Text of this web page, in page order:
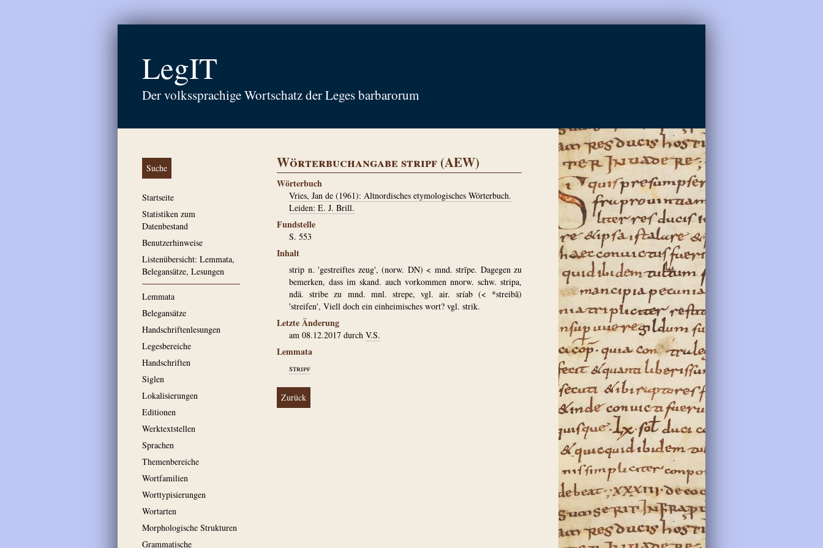
LegIT
Der volkssprachige Wortschatz der Leges barbarorum
Suche
Startseite
Statistiken zum
Datenbestand
Benutzerhinweise
Listenübersicht: Lemmata,
Belegansätze, Lesungen
Lemmata
Belegansätze
Handschriftenlesungen
Legesbereiche
Handschriften
Siglen
Lokalisierungen
Editionen
Werktextstellen
Sprachen
Themenbereiche
Wortfamilien
Worttypisierungen
Wortarten
Morphologische Strukturen
Grammatische
Wörterbuchangabe stripf (AEW)
Wörterbuch
Vries, Jan de (1961): Altnordisches etymologisches Wörterbuch.
Leiden: E. J. Brill.
Fundstelle
S. 553
Inhalt
strip n. 'gestreiftes zeug', (norw. DN) < mnd. strīpe. Dagegen zu
bemerken, dass im skand. auch vorkommen nnorw. schw. stripa,
ndä. stribe zu mnd. mnl. strepe, vgl. air. sríab (< *streibā)
'streifen', Viell doch ein einheimisches wort? vgl. strik.
Letzte Änderung
am 08.12.2017 durch V.S.
Lemmata
stripf
Zurück